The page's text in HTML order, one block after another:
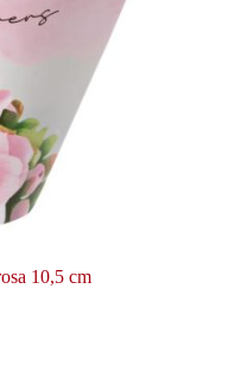
10,5 cm